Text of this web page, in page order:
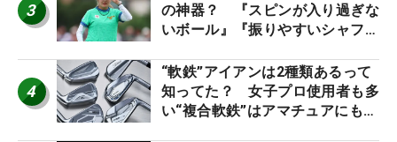
3
の神器？ 『スピンが入り過ぎな
いボール』『振りやすいシャフ
ー』 #女子プロセッティング
4
“軟鉄”アイアンは2種類あるって
知ってた？ 女子プロ使用者も多
い“複合軟鉄”はアマチュアにもオ